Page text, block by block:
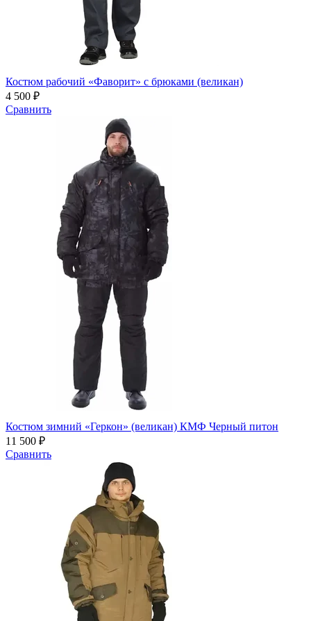
Костюм рабочий «Фаворит» с брюками (великан)
4 500 ₽
Сравнить
Костюм зимний «Геркон» (великан) КМФ Черный питон
11 500 ₽
Сравнить